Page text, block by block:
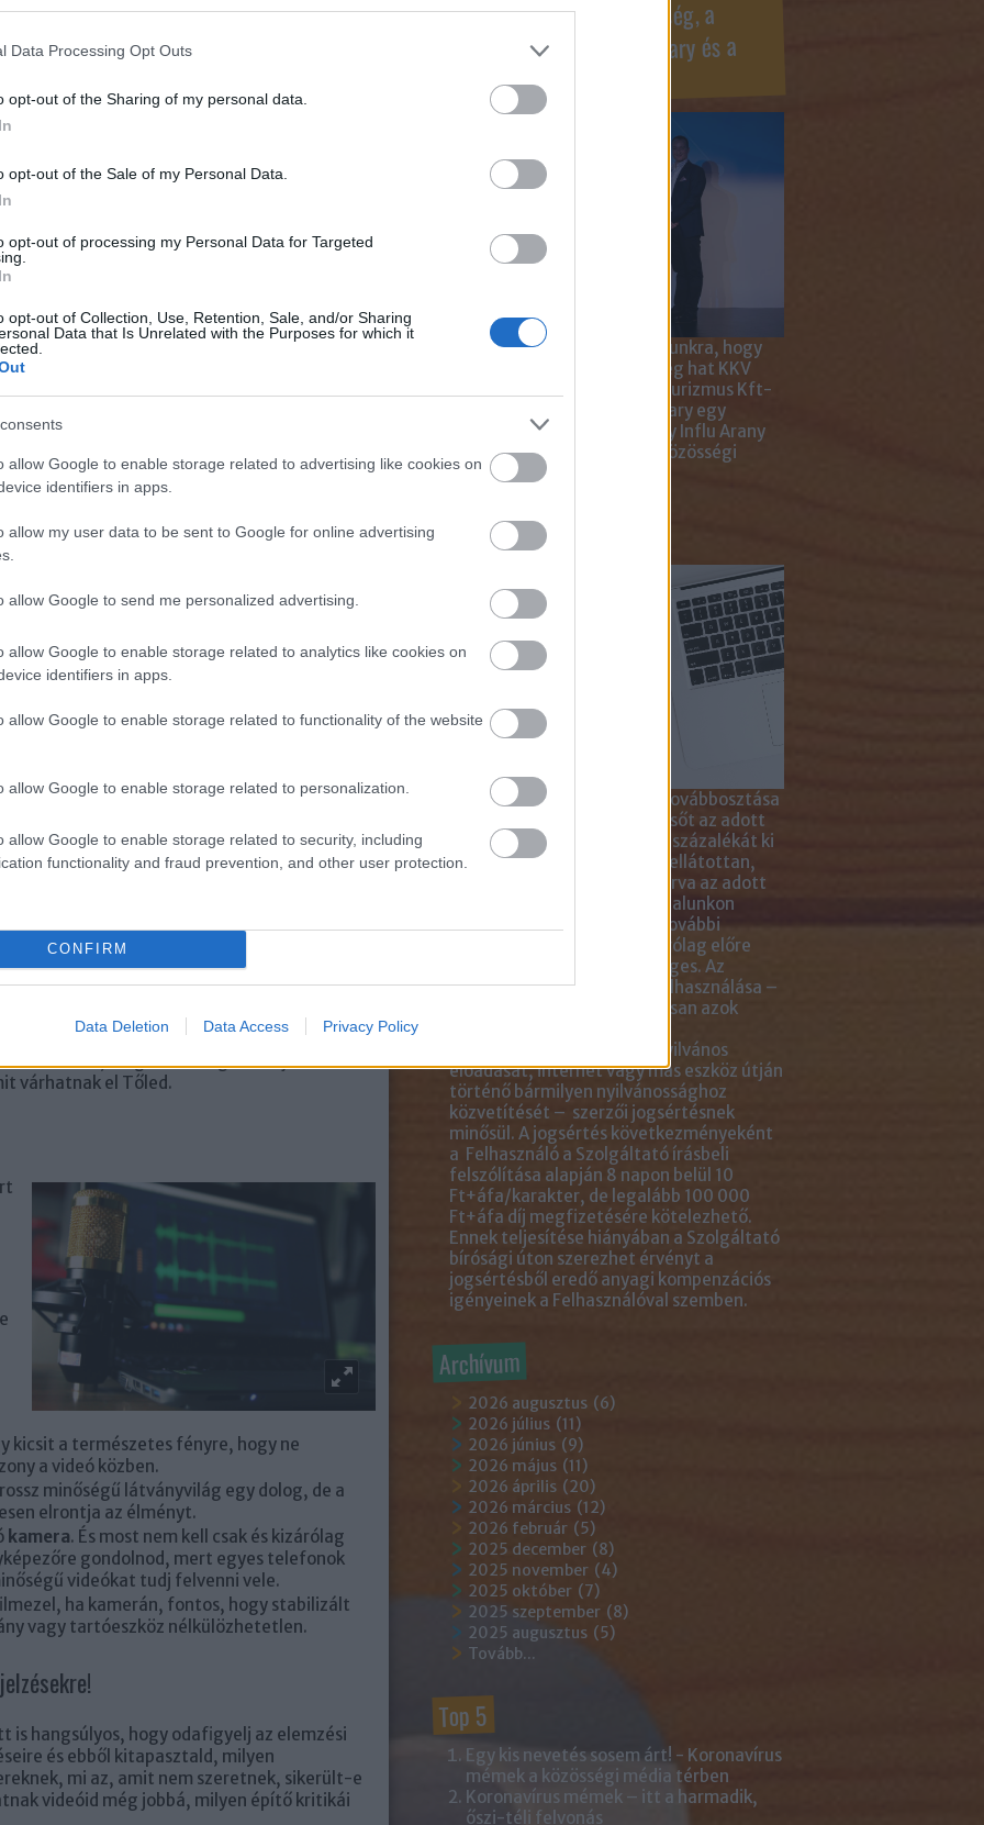
Data Processing Opt Outs
opt-out of the Sharing of my personal data.
opt-out of the Sale of my Personal Data.
opt-out of processing my Personal Data for Targeted
opt-out of Collection, Use, Retention, Sale, and/or Sharing
Data that Is Unrelated with the Purposes for which it
allow Google to enable storage related to advertising like cookies on
identifiers in apps.
allow my user data to be sent to Google for online advertising
allow Google to send me personalized advertising.
allow Google to enable storage related to analytics like cookies on
identifiers in apps.
allow Google to enable storage related to functionality of the website
allow Google to enable storage related to personalization.
allow Google to enable storage related to security, including
functionality and fraud prevention, and other user protection.
CONFIRM
Data Deletion Data Access Privacy Policy
a saját dolgod is, hogyha egy adott
héten vasárnap délután posztolsz,
Tőled és Számodra is ott a
nem tudod elhalogatni a feladatot.
Ehhez gondold át az alábbi kérdéseket:
on, mik a rövid és hosszú távú céljaid?
Ne
csak számokban gondolkozz, hogy hány
feliratkozóra vagy milyen nézettségre vágysz.
Gondold át, hogy mit tudsz nyújtani az
embereknek, ami miatt szívesen néznek majd
Téged!
specifikusabb! Milyen korcsoportot akarsz
megszólítani? Az egyik nemhez inkább szólnak
tervezel, vagy nemtől függetlenül, bárki
nézheti csatornádat? Mi iránt érdeklődnek a
Tudnod kell, hogy ki fog nézni Téged és ehhez
gyártasz tartalmat gyerekeknek, akkor nyilván
szükséges, mintha üzletemberekhez
a tartalmadat?
Miben leszel más, mint
Mi a plusz benned, mi a te
Milyen gyakran? Mennyi időd, kapacitásod,
fogod tartani a kapcsolatot a követőkkel?
szokásai? Mit preferál az a csoport,
tudni, mire is irakozik fel. Számtalan
vagy lifestyle jelzőt, mert annyi
lenne egy pár fogalommal letisztázni, mit
valaki szereti a változatos tartalmakat, de
azért irakoznak fel, akié a csatorna és nem
Kezdőként, még ismertség nélkül jobb
várhatnak el Tőled.
kicsit a természetes fényre, hogy ne
a videó közben.
rossz minőségű látványvilág egy dolog, de a
elrontja az élményt.
kamera. És most nem kell csak és kizárólag
gondolnod, mert egyes telefonok
videókat tudj felvenni vele.
ha kamerán, fontos, hogy stabilizált
vagy tartóeszköz nélkülözhetetlen.
hangsúlyos, hogy odafigyelj az elemzési
és ebből kitapasztald, milyen
mi az, amit nem szeretnek, sikerült-e
videóid még jobbá, milyen építő kritikái
Magyar Marketing Szövetség, a
KREATÍV, az Internet Hungary és a
turizmus szakma díjai
Nagy megtiszteltetés számunkra, hogy
Magyar Marketing Szövetség hat KKV
Marketing Gyémánt Díjjal, Turizmus Kft-
től 5 díjjal, az Internet Hungary egy
fődíjjal, a KREATÍV pedig egy Influ Arany
díjjal tüntette ki cégünket közösségi
média kampányaiért.
Így használd cikkeinket...
Az anyagok linkkel történő továbbosztása
természetesen lehetséges, sőt az adott
blogcikkben lévő tartalom 5 százalékát ki
is másolhatod idézőjelekkel ellátottan,
közvetlenül mellé- vagy aláírva az adott
blogbejegyzés linkjét. Az oldalunkon
található anyagok minden további
felhasználása azonban kizárólag előre
egyeztetett módon lehetséges. Az
anyagok engedély nélküli felhasználása –
ideértve, de nem kizárólagosan azok
átdolgozását, fordítását, nyilvános
előadását, internet vagy más eszköz útján
történő bármilyen nyilvánossághoz
közvetítését – szerzői jogsértésnek
minősül. A jogsértés következményeként
a Felhasználó a Szolgáltató írásbeli
felszólítása alapján 8 napon belül 10
Ft+áfa/karakter, de legalább 100 000
Ft+áfa díj megfizetésére kötelezhető.
Ennek teljesítése hiányában a Szolgáltató
bírósági úton szerezhet érvényt a
jogsértésből eredő anyagi kompenzációs
igényeinek a Felhasználóval szemben.
Archívum
2026 augusztus (6)
2026 július (11)
2026 június (9)
2026 május (11)
2026 április (20)
2026 március (12)
2026 február (5)
2025 december (8)
2025 november (4)
2025 október (7)
2025 szeptember (8)
2025 augusztus (5)
Tovább...
Top 5
Egy kis nevetés sosem árt! - Koronavírus
mémek a közösségi média térben
Koronavírus mémek – itt a harmadik,
őszi-téli felvonás